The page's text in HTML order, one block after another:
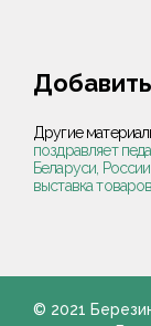
Другие
поздравляет
Беларуси,
выставка
© 2021